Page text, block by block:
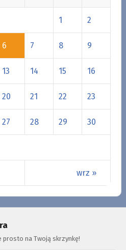
wrz »
1 2
6 7 8 9
13 14 15 16
20 21 22 23
27 28 29 30
na Twoją skrzynkę!